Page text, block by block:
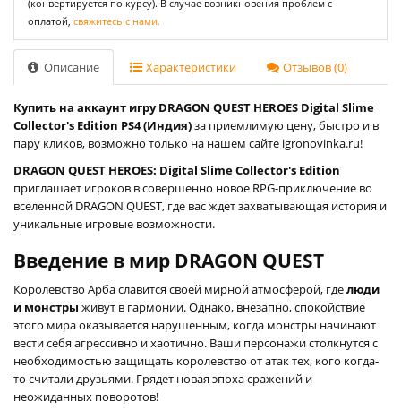
(конвертируется по курсу). В случае возникновения проблем с
оплатой, свяжитесь с нами.
Описание Характеристики Отзывов (0)
Купить на аккаунт игру DRAGON QUEST HEROES Digital Slime
Collector's Edition PS4 (Индия)за приемлимую цену, быстро и в
пару кликов, возможно только на нашем сайте igronovinka.ru!
DRAGON QUEST HEROES: Digital Slime Collector's Edition
приглашает игроков в совершенно новое RPG-приключение во
вселенной DRAGON QUEST, где вас ждет захватывающая история и
уникальные игровые возможности.
Введение в мир DRAGON QUEST
Королевство Арба славится своей мирной атмосферой, гделюди
и монстры живут в гармонии. Однако, внезапно, спокойствие
этого мира оказывается нарушенным, когда монстры начинают
вести себя агрессивно и хаотично. Ваши персонажи столкнутся с
необходимостью защищать королевство от атак тех, кого когда-
то считали друзьями. Грядет новая эпоха сражений и
неожиданных поворотов!